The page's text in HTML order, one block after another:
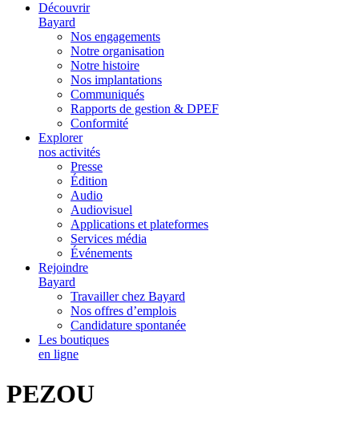
Découvrir
Bayard
Nos engagements
Notre organisation
Notre histoire
Nos implantations
Communiqués
Rapports de gestion & DPEF
Conformité
Explorer
nos activités
Presse
Édition
Audio
Audiovisuel
Applications et plateformes
Services média
Événements
Rejoindre
Bayard
Travailler chez Bayard
Nos offres d’emplois
Candidature spontanée
Les boutiques
en ligne
PEZOU